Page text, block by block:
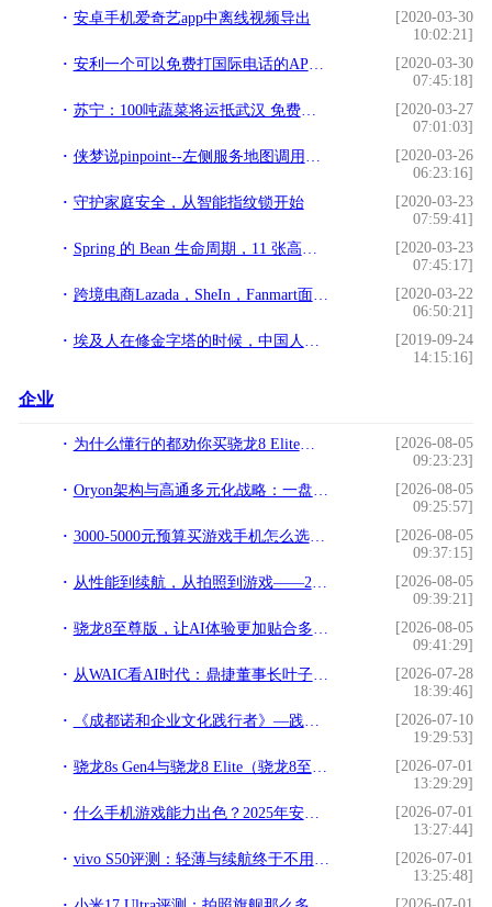
安卓手机爱奇艺app中离线视频导出
[2020-03-30
10:02:21]
安利一个可以免费打国际电话的APP——Wetalk
[2020-03-30
07:45:18]
苏宁：100吨蔬菜将运抵武汉 免费供应抗疫一线的医院
[2020-03-27
07:01:03]
侠梦说pinpoint--左侧服务地图调用量和WasOn过滤
[2020-03-26
06:23:16]
守护家庭安全，从智能指纹锁开始
[2020-03-23
07:59:41]
Spring 的 Bean 生命周期，11 张高清流程图及代码，深度解析
[2020-03-23
07:45:17]
跨境电商Lazada，SheIn，Fanmart面临疫情大考验？
[2020-03-22
06:50:21]
埃及人在修金字塔的时候，中国人在做什么？
[2019-09-24
14:15:16]
企业
为什么懂行的都劝你买骁龙8 Elite，看完这篇就懂了
[2026-08-05
09:23:23]
Oryon架构与高通多元化战略：一盘大棋，不在一人
[2026-08-05
09:25:57]
3000-5000元预算买游戏手机怎么选？这三款骁龙旗舰让你稳赢每一局
[2026-08-05
09:37:15]
从性能到续航，从拍照到游戏——2026年换机看这几款就够了
[2026-08-05
09:39:21]
骁龙8至尊版，让AI体验更加贴合多样化使用场景
[2026-08-05
09:41:29]
从WAIC看AI时代：鼎捷董事长叶子祯补上产业关键一层
[2026-07-28
18:39:46]
《成都诺和企业文化践行者》—践行文化，榜样力量
[2026-07-10
19:29:53]
骁龙8s Gen4与骁龙8 Elite（骁龙8至尊），别再搞混了！
[2026-07-01
13:29:29]
什么手机游戏能力出色？2025年安卓顶级游戏旗舰横评
[2026-07-01
13:27:44]
vivo S50评测：轻薄与续航终于不用二选一了
[2026-07-01
13:25:48]